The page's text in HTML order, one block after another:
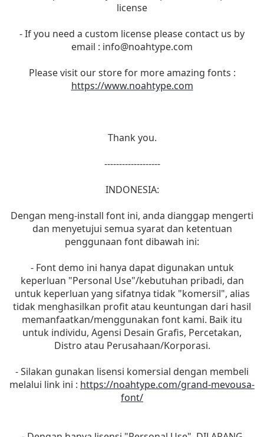
license
- If you need a custom license please contact us by
email : info@noahtype.com
Please visit our store for more amazing fonts :
https://www.noahtype.com
Thank you.
-------------------
INDONESIA:
Dengan meng-install font ini, anda dianggap mengerti
dan menyetujui semua syarat dan ketentuan
penggunaan font dibawah ini:
- Font demo ini hanya dapat digunakan untuk
keperluan "Personal Use"/kebutuhan pribadi, dan
untuk keperluan yang sifatnya tidak "komersil", alias
tidak menghasilkan profit atau keuntungan dari hasil
memanfaatkan/menggunakan font kami. Baik itu
untuk individu, Agensi Desain Grafis, Percetakan,
Distro atau Perusahaan/Korporasi.
- Silakan gunakan lisensi komersial dengan membeli
melalui link ini : https://noahtype.com/grand-mevousa-
font/